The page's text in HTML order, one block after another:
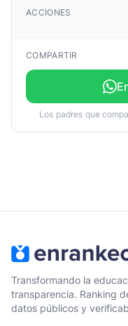
ACCIONES
COMPARTIR
Los padres que
Transformando la
transparencia. Ranking
datos públicos y